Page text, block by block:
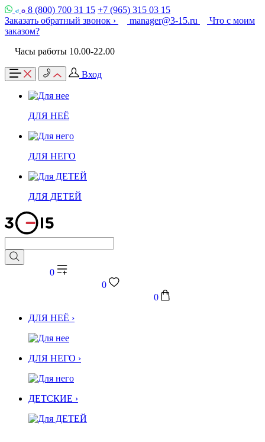
8 (800) 700 31 15 +7 (965) 315 03 15
Заказать обратный звонок ›
manager@3-15.ru
Что с моим
заказом?
Часы работы 10.00-22.00
Вход
ДЛЯ НЕЁ
ДЛЯ НЕГО
ДЛЯ ДЕТЕЙ
0
0
0
ДЛЯ НЕЁ ›
ДЛЯ НЕГО ›
ДЕТСКИЕ ›